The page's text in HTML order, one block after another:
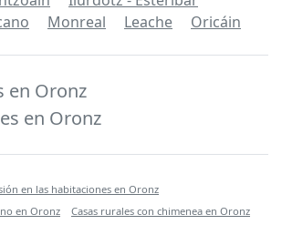
Monreal Leache Oricáin
en Oronz
en Oronz
en las habitaciones en Oronz
en Oronz
Casas rurales con chimenea en Oronz